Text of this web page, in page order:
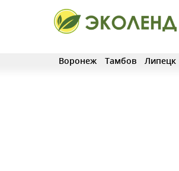
Воронеж Тамбов Липецк